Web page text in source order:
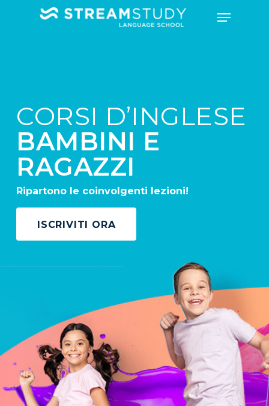
CORSI D’INGLESE
BAMBINI E
RAGAZZI
Ripartono le coinvolgenti lezioni!
ISCRIVITI ORA